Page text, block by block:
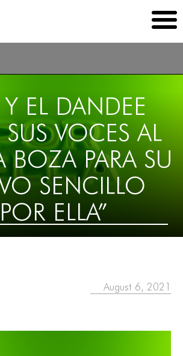
EL DANDEE
VOCES AL
BOZA PARA SU
SENCILLO
ELLA”
August 6, 2021